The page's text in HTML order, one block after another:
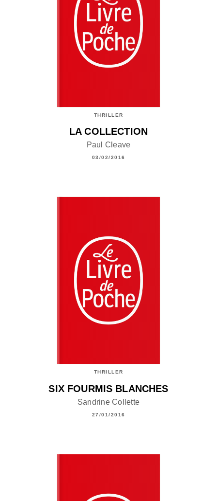
THRILLER
LA COLLECTION
Paul Cleave
03/02/2016
THRILLER
SIX FOURMIS BLANCHES
Sandrine Collette
27/01/2016